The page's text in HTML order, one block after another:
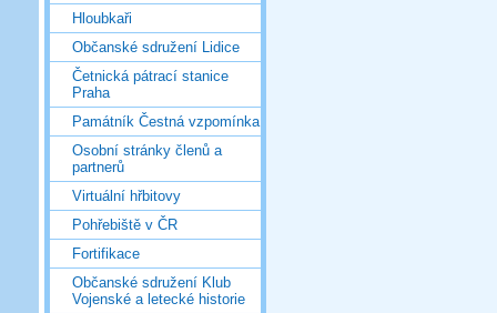
Hloubkaři
Občanské sdružení Lidice
Četnická pátrací stanice
Praha
Památník Čestná vzpomínka
Osobní stránky členů a
partnerů
Virtuální hřbitovy
Pohřebiště v ČR
Fortifikace
Občanské sdružení Klub
Vojenské a letecké historie